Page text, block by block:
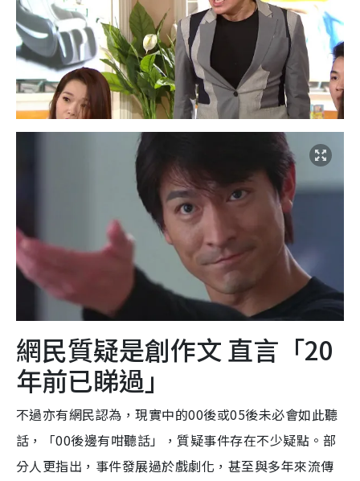
網民質疑是創作文 直言「20
年前已睇過」
不過亦有網民認為，現實中的00後或05後未必會如此聽
話，「00後邊有咁聽話」，質疑事件存在不少疑點。部
分人更指出，事件發展過於戲劇化，甚至與多年來流傳